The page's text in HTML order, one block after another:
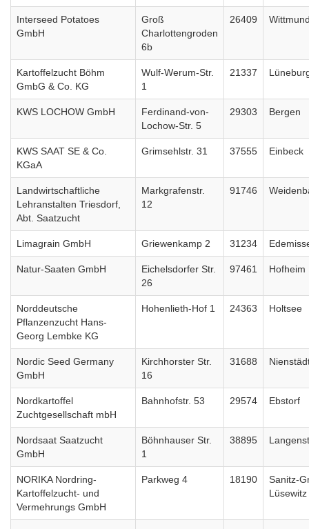
Interseed Potatoes
GmbH
Groß
Charlottengroden
6b
26409
Kartoffelzucht Böhm
GmbG & Co. KG
Wulf-Werum-Str.
1
21337
KWS LOCHOW GmbH
Ferdinand-von-
Lochow-Str. 5
29303 Bergen
KWS SAAT SE & Co.
KGaA
Grimsehlstr. 31 37555 Einbeck
Landwirtschaftliche
Lehranstalten Triesdorf,
Abt. Saatzucht
Markgrafenstr.
12
91746
Limagrain GmbH Griewenkamp 2 31234
Natur-Saaten GmbH
Eichelsdorfer Str.
26
97461 Hofheim
Norddeutsche
Pflanzenzucht Hans-
Georg Lembke KG
Hohenlieth-Hof 1 24363 Holtsee
Nordic Seed Germany
GmbH
Kirchhorster Str.
16
31688
Nordkartoffel
Zuchtgesellschaft mbH
Bahnhofstr. 53 29574 Ebstorf
Nordsaat Saatzucht
GmbH
Böhnhauser Str.
1
38895
NORIKA Nordring-
Kartoffelzucht- und
Vermehrungs GmbH
Parkweg 4 18190
Sanitz-
Lüsewitz